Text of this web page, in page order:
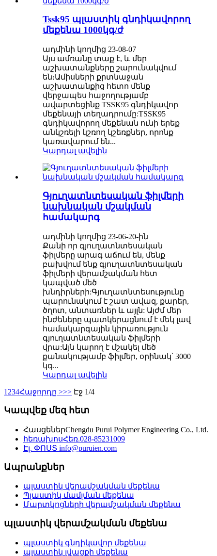
Tssk95 պլաստիկ գնդիկավորող
մեքենա 1000կգ/ժ
ադմինի կողմից 23-08-07
Այս ամռանը տաք է, և մեր
աշխատանքները շարունակվում
են։Ամիսների քրտնաջան
աշխատանքից հետո մենք
վերջապես հաջողությամբ
ավարտեցինք TSSK95 գնդիկավոր
մեքենայի տեղադրումը:TSSK95
գնդիկավորող մեքենան ունի երեք
անկշռելի կշռող կշեռքներ, որոնք
կառավարում են...
Կարդալ ավելին
Գյուղատնտեսական ֆիլմերի
նախնական մշակման
համակարգ
ադմինի կողմից 23-06-20-ին
Քանի որ գյուղատնտեսական
ֆիլմերը արագ աճում են, մենք
բախվում ենք գյուղատնտեսական
ֆիլմերի վերամշակման հետ
կապված մեծ
խնդիրների:Գյուղատնտեսությունը
պարունակում է շատ ավազ, քարեր,
ծղոտ, անտառներ և այլն: Այժմ մեր
ինժեները պատկերացնում է մեկ լավ
համակարգային կիրառություն
գյուղատնտեսական ֆիլմերի
վրա:Այն կարող է մշակել մեծ
քանակությամբ ֆիլմեր, օրինակ՝ 3000
կգ...
Կարդալ ավելին
1 234Հաջորդը >>> Էջ 1/4
Կապվեք մեզ հետ
ՀասցեներChengdu Purui Polymer Engineering Co., Ltd.
հեռախոսՀեռ.028-85231009
Էլ. ՓՈՍՏ info@puruien.com
Ապրանքներ
պլաստիկ վերամշակման մեքենա
Պլաստիկ մամլման մեքենա
Մարտկոցների վերամշակման մեքենա
պլաստիկ վերամշակման մեքենա
պլաստիկ գնդիկավոր մեքենա
պլաստիկ լվացքի մեքենա